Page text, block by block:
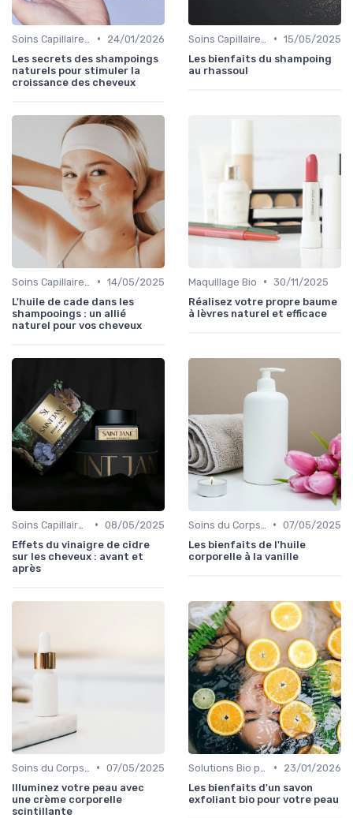
•
24/01/2026
Les secrets des shampoings
naturels pour stimuler la
croissance des cheveux
• 15/05/2025
Les bienfaits du shampoing
au rhassoul
• 14/05/2025
L'huile de cade dans les
shampooings : un allié
naturel pour vos cheveux
Maquillage Bio • 30/11/2025
Réalisez votre propre baume
à lèvres naturel et efficace
• 08/05/2025
Effets du vinaigre de cidre
sur les cheveux : avant et
après
• 07/05/2025
Les bienfaits de l'huile
corporelle à la vanille
• 07/05/2025
Illuminez votre peau avec
une crème corporelle
scintillante
•
23/01/2026
Les bienfaits d'un savon
exfoliant bio pour votre peau